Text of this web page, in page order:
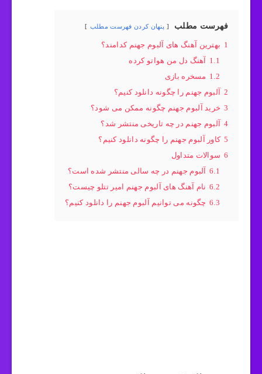
فهرست مطلب پنهان کردن فهرست مطلب
1 بهترین آهنگ های آلبوم جهنم کدامند؟
1.1
آهنگ دل من هواتو کرده
1.2 مسخره بازی
2
آلبوم جهنم را چگونه دانلود کنیم؟
3 خرید آلبوم جهنم چگونه ممکن می شود؟
4
آلبوم جهنم در چه تاریخی منتشر شد؟
5 کاور آلبوم جهنم را چگونه دانلود کنیم؟
6 سوالات متداول
6.1
آلبوم جهنم در چه سالی منتشر شده است؟
6.2 نام آهنگ های آلبوم جهنم امیر تتلو چیست؟
6.3 چگونه می توانیم آلبوم جهنم را دانلود کنیم؟